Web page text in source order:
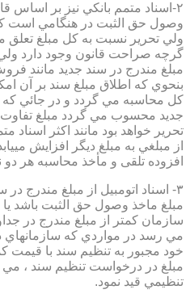
۲-اسناد متمم بانكي نيز بر اساس
وصول حق الثبت در هنگامي است
ولي تحرير نسبت به كل مبلغ تعلق
گرچه صراحت قانون وجود دارد
مبلغ مندرج در سند جديد مانند
بنحوي كه اطلاق مبلغ سند بر آن
كل محاسبه مي گردد و در جائي كه
جديد محسوب مي گردد مبلغ
تحرير خواهد بود مانند اكثر
از مبلغي به مبلغ ديگر افزايش
افزوده تلقی و مأخذ محاسبه هر
۳- اسناد اتومبيل از مبلغ مندرج
مبلغ ماخذ وصول حق الثبت باشد
سازمان كمتر از مبلغ مندرج در
مي رسد در مواردي كه سازمانهاي
خود مجبور به تنظيم سند با قيمت
مبلغ در درخواست تنظيم سند ، مي
تنظيمي قيد نمود.